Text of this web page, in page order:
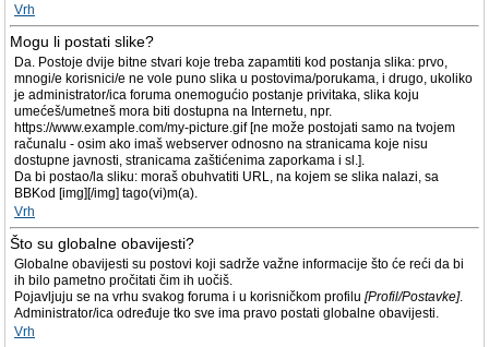
Vrh
Mogu li postati slike?
Da. Postoje dvije bitne stvari koje treba zapamtiti kod postanja slika: prvo,
mnogi/e korisnici/e ne vole puno slika u postovima/porukama, i drugo, ukoliko
je administrator/ica foruma onemogućio postanje privitaka, slika koju
umećeš/umetneš mora biti dostupna na Internetu, npr.
https://www.example.com/my-picture.gif [ne može postojati samo na tvojem
računalu - osim ako imaš webserver odnosno na stranicama koje nisu
dostupne javnosti, stranicama zaštićenima zaporkama i sl.].
Da bi postao/la sliku: moraš obuhvatiti URL, na kojem se slika nalazi, sa
BBKod [img][/img] tago(vi)m(a).
Vrh
Što su globalne obavijesti?
Globalne obavijesti su postovi koji sadrže važne informacije što će reći da bi
ih bilo pametno pročitati čim ih uočiš.
Pojavljuju se na vrhu svakog foruma i u korisničkom profilu [Profil/Postavke].
Administrator/ica određuje tko sve ima pravo postati globalne obavijesti.
Vrh